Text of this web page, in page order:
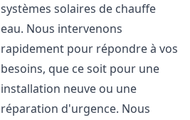
systèmes solaires de chauffe
eau. Nous intervenons
rapidement pour répondre à vos
besoins, que ce soit pour une
installation neuve ou une
réparation d'urgence. Nous